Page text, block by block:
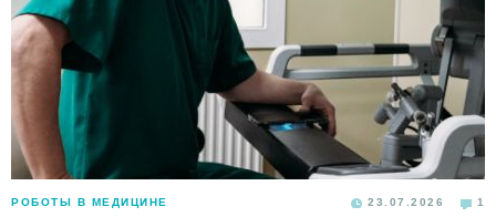
РОБОТЫ В МЕДИЦИНЕ 23.07.2026 1